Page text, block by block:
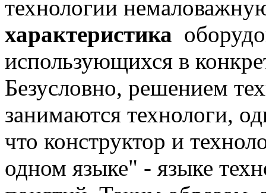
технологии
характеристика
использующихся в
Безусловно, решением
занимаются технологи,
что конструктор и
одном языке" - языке